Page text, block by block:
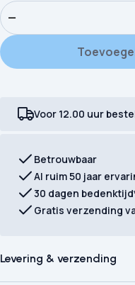
Dekbedovertrek HIP
−
Voor 12.00 uur
Betrouwbaar
Al ruim 50 jaar
30 dagen
Gratis verzending
Levering & verzending